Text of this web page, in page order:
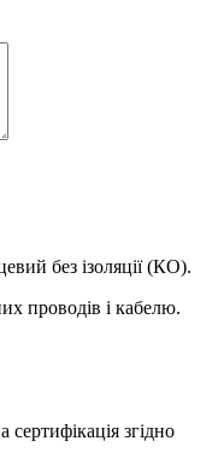
без ізоляції (КО).
проводів і кабелю.
сертифікація згідно